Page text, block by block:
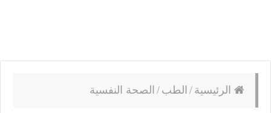
الرئيسية / الطب / الصحة النفسية